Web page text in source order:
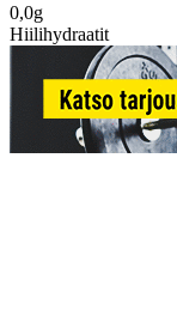
0,0g
Hiilihydraatit